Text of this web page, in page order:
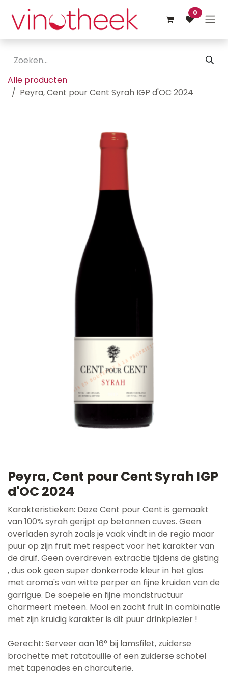
Overslaan naar inhoud
0
Alle producten
Peyra, Cent pour Cent Syrah IGP d'OC 2024
Peyra, Cent pour Cent Syrah IGP
d'OC 2024
Karakteristieken: Deze Cent pour Cent is gemaakt
van 100% syrah gerijpt op betonnen cuves. Geen
overladen syrah zoals je vaak vindt in de regio maar
puur op zijn fruit met respect voor het karakter van
de druif. Geen overdreven extractie tijdens de gisting
, dus ook geen super donkerrode kleur in het glas
met aroma's van witte perper en fijne kruiden van de
garrigue. De soepele en fijne mondstructuur
charmeert meteen. Mooi en zacht fruit in combinatie
met zijn kruidig karakter is dit puur drinkplezier !
Gerecht: Serveer aan 16° bij lamsfilet, zuiderse
brochette met ratatouille of een zuiderse schotel
met tapenades en charcuterie.